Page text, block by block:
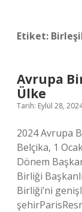
Etiket:
Avrupa
Ülke
Tarih: Eylül 28,
2024 Avrupa
Belçika, 1
Dönem
Birliği
Birliği’ni